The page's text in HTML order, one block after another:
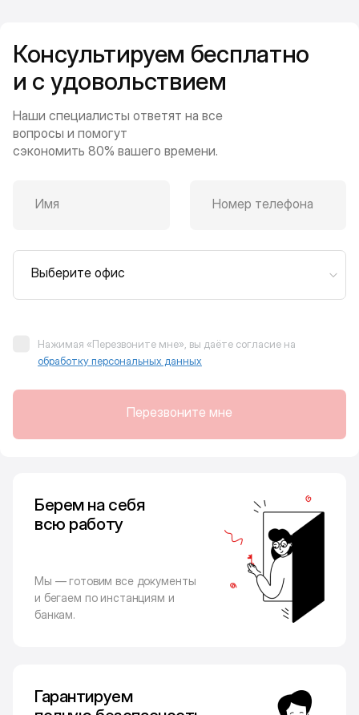
Консультируем бесплатно
и с удовольствием
Наши специалисты ответят на все
вопросы и помогут
сэкономить 80% вашего времени.
Имя Номер телефона
Выберите офис
Нажимая «Перезвоните мне», вы даёте согласие на
обработку персональных данных
Перезвоните мне
Берем на себя
всю работу
Мы — готовим все документы
и бегаем по инстанциям и
банкам.
Гарантируем